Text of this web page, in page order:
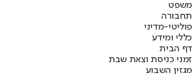
משפט
תחבורה
פוליטי-מדיני
כללי ומידע
דף הבית
זמני כניסת וצאת שבת
מגזין השבוע